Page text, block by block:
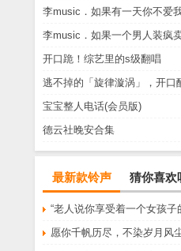
李music．如果有一天你不爱
李music．如果一个男人装疯
开口跪！综艺里的s级翻唱
逃不掉的「旋律漩涡」，开口
宝宝整人电话(会员版)
德云社晚安合集
最新款铃声 猜你喜欢
愿你千帆历尽，不染岁月风